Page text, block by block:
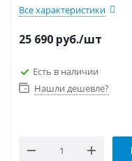
Все характеристики
25 690 руб./шт
Есть в наличии
Нашли дешевле?